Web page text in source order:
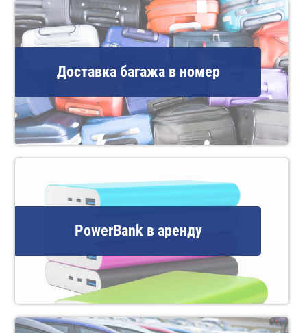
Доставка багажа в номер
PowerBank в аренду